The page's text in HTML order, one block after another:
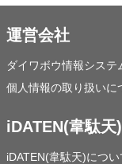
運営会社
ダイワボウ情報システ
個人情報の取り扱いに
iDATEN(韋駄天
iDATEN(韋駄天)につい